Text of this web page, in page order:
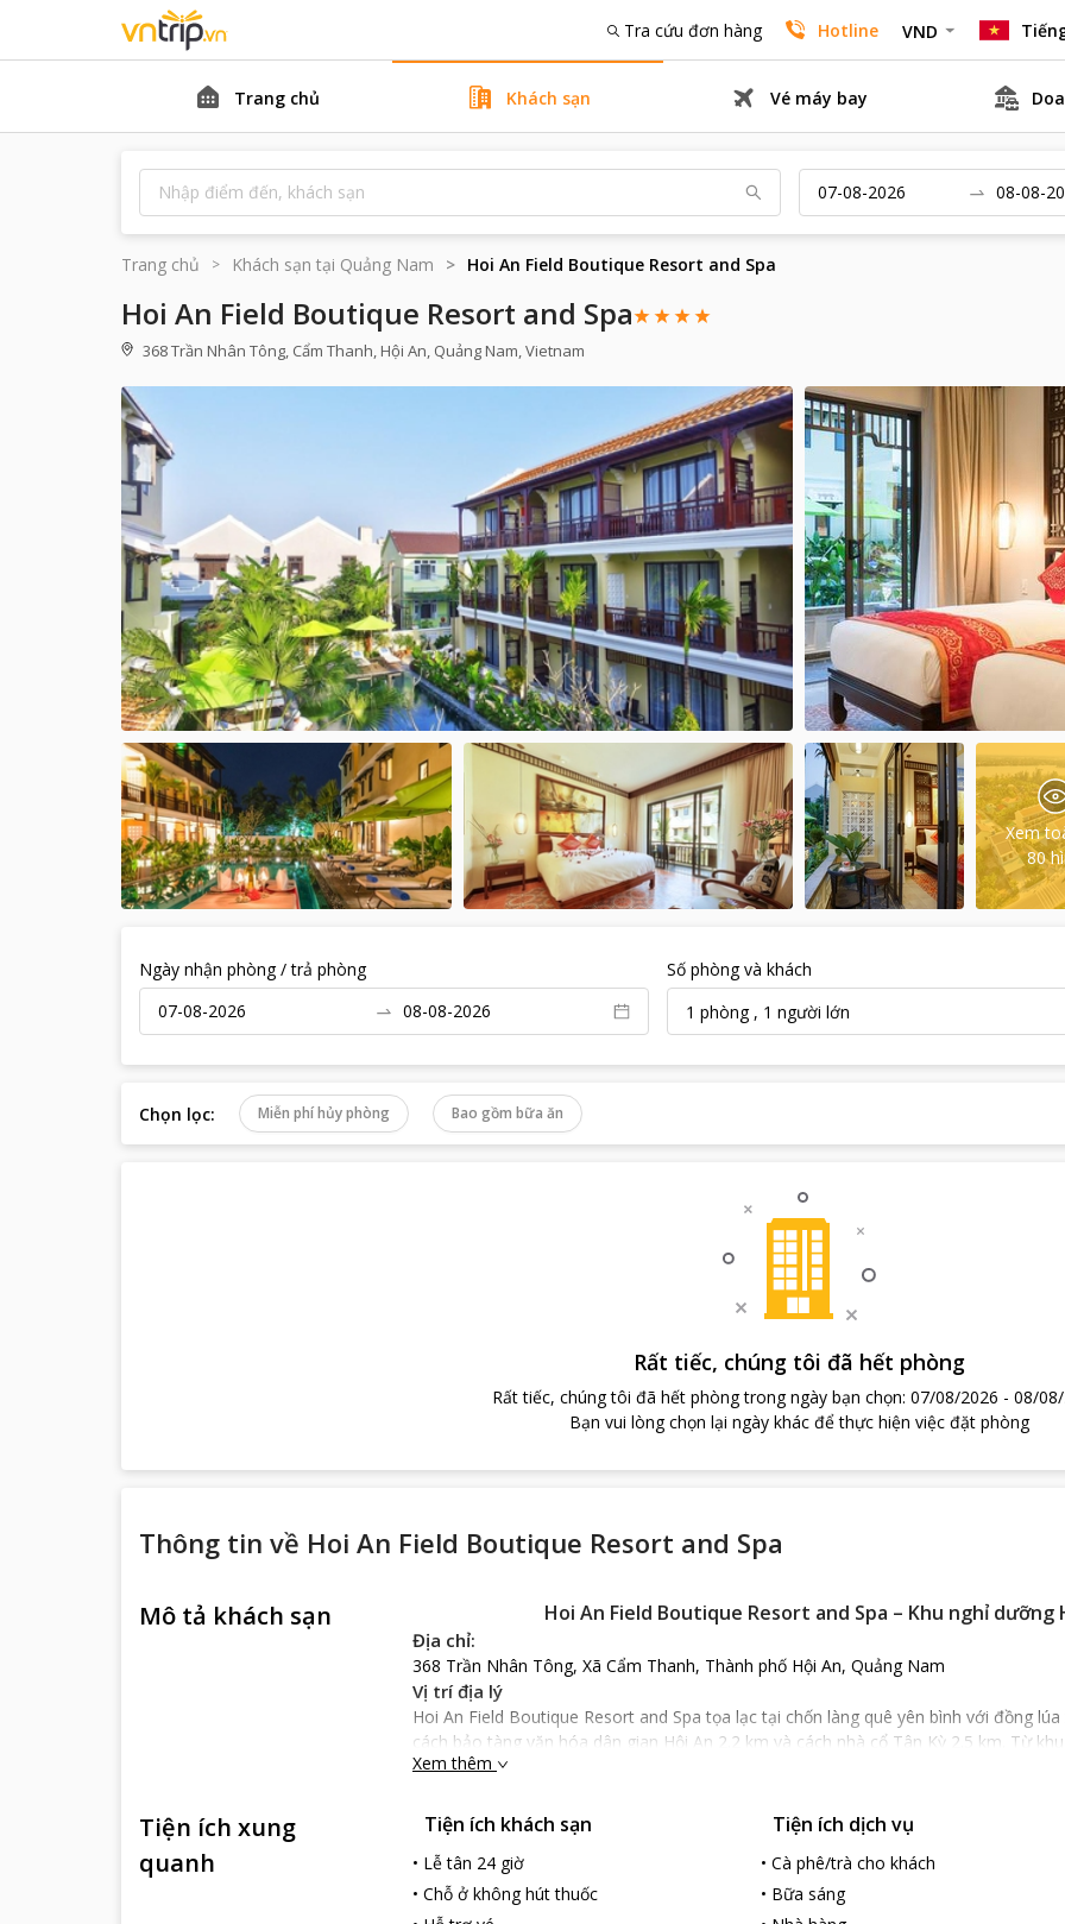
Tra cứu đơn hàng Hotline VND
Trang chủ Khách sạn Vé máy bay
Trang chủ Khách sạn tại Quảng Nam Hoi An Field Boutique Resort and Spa
Hoi An Field Boutique Resort and Spa
368 Trần Nhân Tông, Cẩm Thanh, Hội An, Quảng Nam, Vietnam
Xem
80
Ngày nhận phòng / trả phòng
Số phòng và khách
1 phòng, 1 người lớn
Chọn lọc: Miễn phí hủy phòng Bao gồm bữa ăn
Rất tiếc, chúng tôi đã hết phòng
Rất tiếc, chúng tôi đã hết phòng trong ngày bạn chọn: 07/08/2026 - 08/
Bạn vui lòng chọn lại ngày khác để thực hiện việc đặt phòng
Thông tin về Hoi An Field Boutique Resort and Spa
Mô tả khách sạn Hoi An Field Boutique Resort and Spa – Khu nghỉ dưỡng
Địa chỉ:
368 Trần Nhân Tông, Xã Cẩm Thanh, Thành phố Hội An, Quảng Nam
Vị trí địa lý
Hoi An Field Boutique Resort and Spa tọa lạc tại chốn làng quê yên bình với đồng
cách bảo tàng văn hóa dân gian Hội An 2.2 km và cách nhà cổ Tân Kỳ 2.5 km. Từ
24.7 km với 45 phút di chuyển nhanh chóng.
Hoi An Field Boutique Resort and Spa nổi bật phong cách quý tộc thời phong kiến,
thất hiện đại và cao cấp, các căn phòng rộng rãi, thoáng mát với không gian mở và
bát ngát, giúp du khách có trải nghiệm văn hóa Việt Nam vô cùng tuyệt vời và ấn
Hoi An Field Boutique Resort and Spa có hệ thống bể bơi ngoài trời hiện đại, trải
Xem thêm
Tiện ích xung
quanh
Tiện ích khách sạn
• Lễ tân 24 giờ
• Chỗ ở không hút thuốc
Tiện ích dịch vụ
•Cà phê/trà cho khách
• Bữa sáng